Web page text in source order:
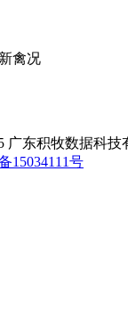
广东积牧数据科技
15034111号